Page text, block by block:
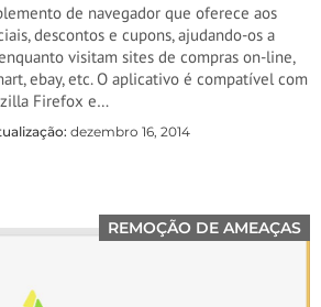
de navegador que oferece aos
descontos e cupons, ajudando-os a
visitam sites de compras on-line,
ebay, etc. O aplicativo é compatível com
Firefox e…
dezembro 16, 2014
REMOÇÃO DE AMEAÇAS